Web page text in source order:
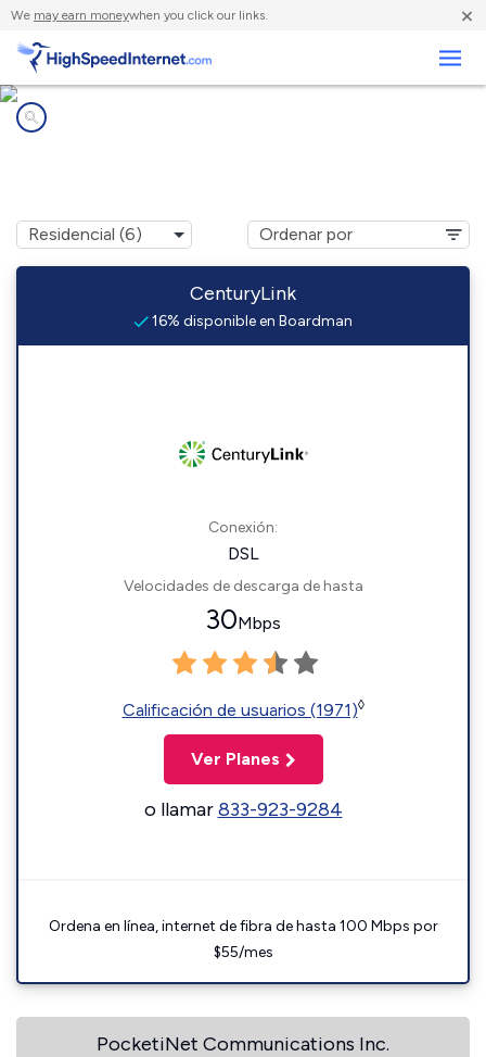
We may earn moneywhen you click our links. ×
CenturyLink
16% disponible en Boardman
Conexión:
DSL
Velocidades de descarga de hasta
30Mbps
Calificación de usuarios (1971)◊
Ver Planes
o llamar833-923-9284
Ordena en línea, internet de fibra de hasta 100 Mbps por
$55/mes
PocketiNet Communications Inc.